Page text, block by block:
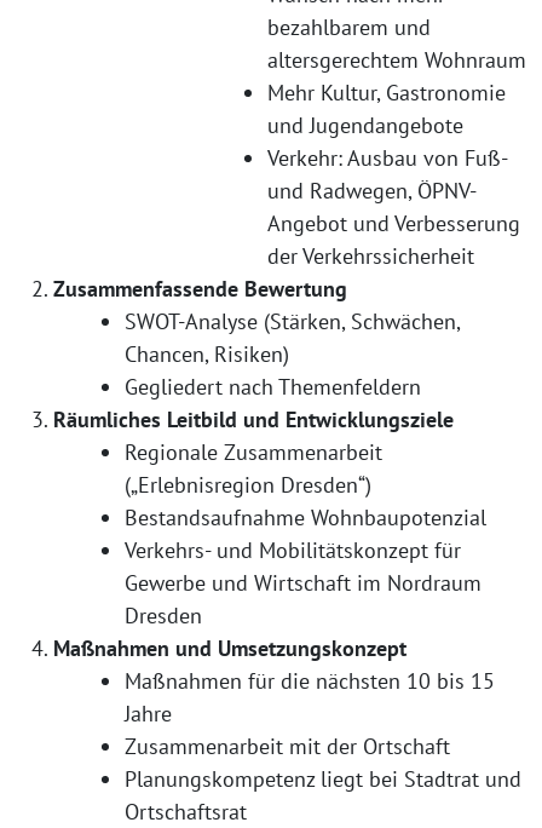
bezahlbarem und
altersgerechtem Wohnraum
Mehr Kultur, Gastronomie
und Jugendangebote
Verkehr: Ausbau von Fuß-
und Radwegen, ÖPNV-
Angebot und Verbesserung
der Verkehrssicherheit
Zusammenfassende Bewertung
SWOT-Analyse (Stärken, Schwächen,
Chancen, Risiken)
Gegliedert nach Themenfeldern
Räumliches Leitbild und Entwicklungsziele
Regionale Zusammenarbeit
(„Erlebnisregion Dresden“)
Bestandsaufnahme Wohnbaupotenzial
Verkehrs- und Mobilitätskonzept für
Gewerbe und Wirtschaft im Nordraum
Dresden
Maßnahmen und Umsetzungskonzept
Maßnahmen für die nächsten 10 bis 15
Jahre
Zusammenarbeit mit der Ortschaft
Planungskompetenz liegt bei Stadtrat und
Ortschaftsrat